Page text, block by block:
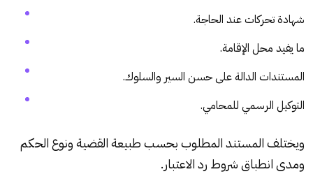
شهادة تحركات عند الحاجة.
ما يفيد محل الإقامة.
المستندات الدالة على حسن السير والسلوك.
التوكيل الرسمي للمحامي.
ويختلف المستند المطلوب بحسب طبيعة القضية ونوع الحكم
ومدى انطباق شروط رد الاعتبار.